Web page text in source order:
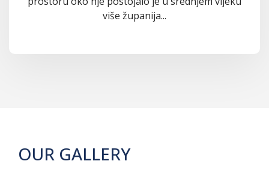
više županija...
OUR GALLERY